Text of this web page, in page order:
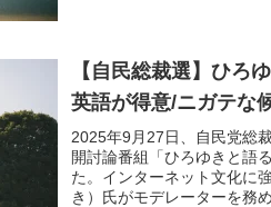
【自民総裁選】ひろ
英語が得意/ニガテな
2025年9月27日、自民党総
開討論番組「ひろゆきと語
た。インターネット文化に
き）氏がモデレーターを務